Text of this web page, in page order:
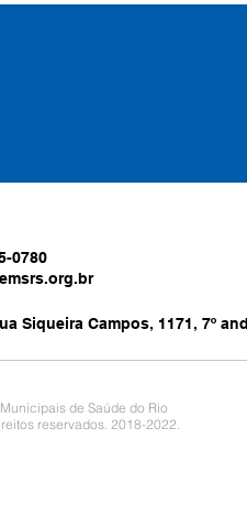
0780
Siqueira Campos, 1171, 7º
de Saúde do Rio
reservados. 2018-2022.